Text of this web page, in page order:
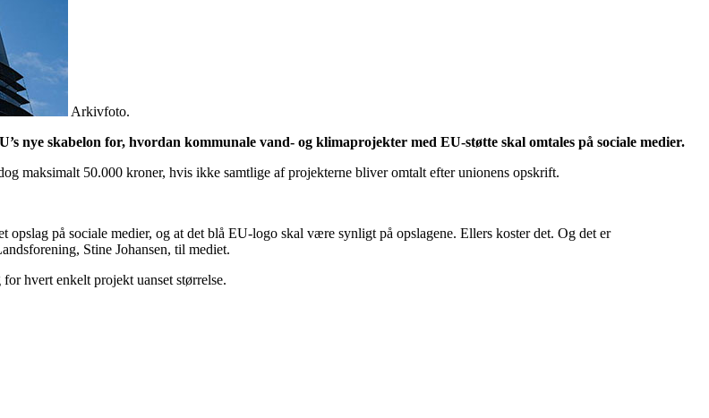
Arkivfoto.
nye skabelon for, hvordan kommunale vand- og klimaprojekter med EU-støtte skal omtales på sociale medier.
maksimalt 50.000 kroner, hvis ikke samtlige af projekterne bliver omtalt efter unionens opskrift.
på sociale medier, og at det blå EU-logo skal være synligt på opslagene. Ellers koster det. Og det er
Stine Johansen, til mediet.
hvert enkelt projekt uanset størrelse.